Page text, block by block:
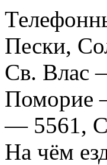
Пески,
Св. Влас
Поморие
— 5561,
На чём